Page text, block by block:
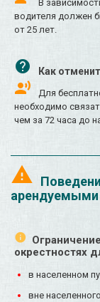
В
водителя должен
от 25 лет.
Как
Для
необходимо
чем за 72 часа до
арендуемыми
окрестностях
в населенном
вне